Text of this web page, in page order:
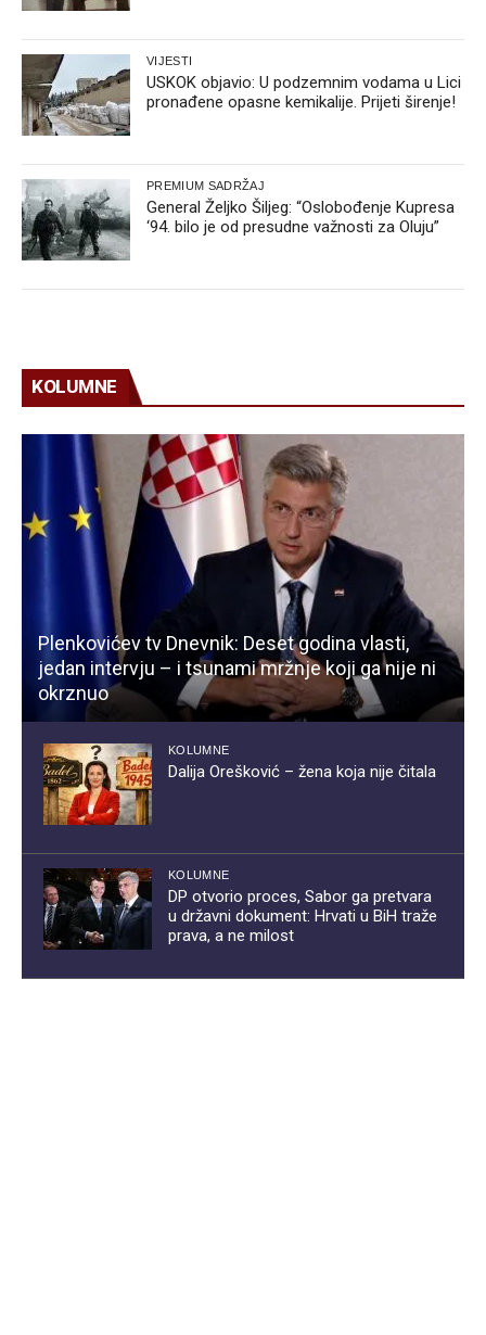
VIJESTI
USKOK objavio: U podzemnim vodama u Lici
pronađene opasne kemikalije. Prijeti širenje!
PREMIUM SADRŽAJ
General Željko Šiljeg: “Oslobođenje Kupresa
‘94. bilo je od presudne važnosti za Oluju”
KOLUMNE
Plenkovićev tv Dnevnik: Deset godina vlasti,
jedan intervju – i tsunami mržnje koji ga nije ni
okrznuo
KOLUMNE
Dalija Orešković – žena koja nije čitala
KOLUMNE
DP otvorio proces, Sabor ga pretvara
u državni dokument: Hrvati u BiH traže
prava, a ne milost